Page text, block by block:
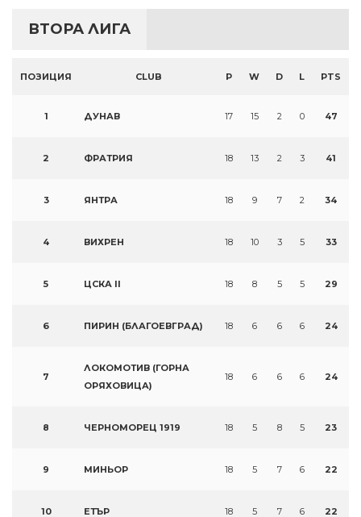
ВТОРА ЛИГА
ПОЗИЦИЯ CLUB P W D L PTS
1 ДУНАВ 17 15 2 0 47
2 ФРАТРИЯ 18 13 2 3 41
3 ЯНТРА 18 9 7 2 34
4 ВИХРЕН 18 10 3 5 33
5 ЦСКА II 18 8 5 5 29
6 ПИРИН (БЛАГОЕВГРАД) 18 6 6 6 24
7
ЛОКОМОТИВ (ГОРНА
ОРЯХОВИЦА)
18 6 6 6 24
8 ЧЕРНОМОРЕЦ 1919 18 5 8 5 23
9 МИНЬОР 18 5 7 6 22
10 ЕТЪР 18 5 7 6 22